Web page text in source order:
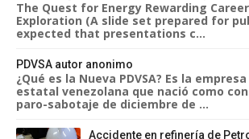
The Quest for Energy Rewarding
Exploration (A slide set prepared for
expected that presentations c...
PDVSA autor anonimo
¿Qué es la Nueva PDVSA? Es la
estatal venezolana que nació como
paro-sabotaje de diciembre de ...
Accidente en refinería de